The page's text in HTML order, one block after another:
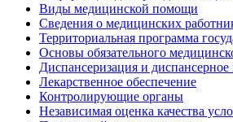
Виды медицинской помощи
Сведения о медицинских
Территориальная программа
Основы обязательного
Диспансеризация и
Лекарственное обеспечение
Контролирующие органы
Независимая оценка качества